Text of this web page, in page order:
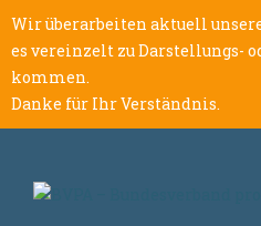
Wir überarbeiten aktuell
es vereinzelt zu Darstellungs-
kommen.
Danke für Ihr Verständnis.